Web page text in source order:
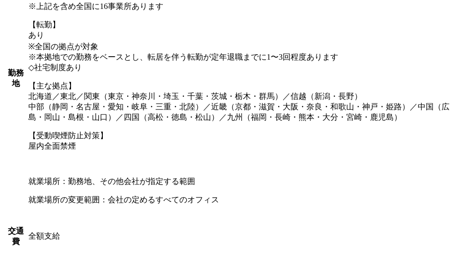
勤務
地
※上記を含め全国に16事業所あります
【転勤】
あり
※全国の拠点が対象
※本拠地での勤務をベースとし、転居を伴う転勤が定年退職までに1〜3回程度あります
◇社宅制度あり
【主な拠点】
北海道／東北／関東（東京・神奈川・埼玉・千葉・茨城・栃木・群馬）／信越（新潟・長野）
中部（静岡・名古屋・愛知・岐阜・三重・北陸）／近畿（京都・滋賀・大阪・奈良・和歌山・神戸・姫路）／中国（広
島・岡山・島根・山口）／四国（高松・徳島・松山）／九州（福岡・長崎・熊本・大分・宮崎・鹿児島）
【受動喫煙防止対策】
屋内全面禁煙
就業場所：勤務地、その他会社が指定する範囲
就業場所の変更範囲：会社の定めるすべてのオフィス
交通
費
全額支給